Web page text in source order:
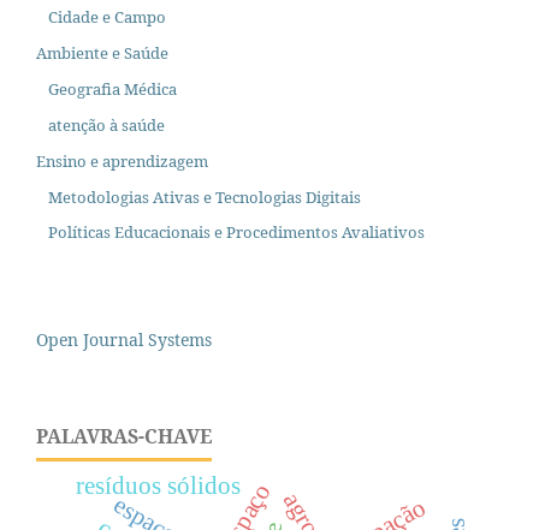
Cidade e Campo
Ambiente e Saúde
Geografia Médica
atenção à saúde
Ensino e aprendizagem
Metodologias Ativas e Tecnologias Digitais
Políticas Educacionais e Procedimentos Avaliativos
Open Journal Systems
PALAVRAS-CHAVE
resíduos sólidos